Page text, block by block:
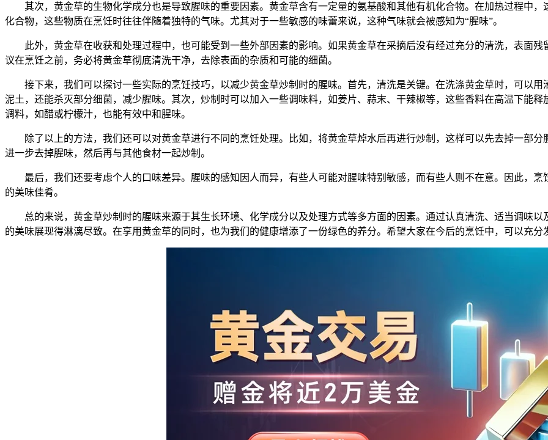
其次，黄金草的生物化学成分也是导致腥味的重要因素。黄金草含有一定量的氨基酸和其他有机化合物。在加热过程中
化合物，这些物质在烹饪时往往伴随着独特的气味。尤其对于一些敏感的味蕾来说，这种气味就会被感知为“腥味”。
此外，黄金草在收获和处理过程中，也可能受到一些外部因素的影响。如果黄金草在采摘后没有经过充分的清洗，表面
议在烹饪之前，务必将黄金草彻底清洗干净，去除表面的杂质和可能的细菌。
接下来，我们可以探讨一些实际的烹饪技巧，以减少黄金草炒制时的腥味。首先，清洗是关键。在洗涤黄金草时，可以
泥土，还能杀灭部分细菌，减少腥味。其次，炒制时可以加入一些调味料，如姜片、蒜末、干辣椒等，这些香料在高温下能
调料，如醋或柠檬汁，也能有效中和腥味。
除了以上的方法，我们还可以对黄金草进行不同的烹饪处理。比如，将黄金草焯水后再进行炒制，这样可以先去掉一部
进一步去掉腥味，然后再与其他食材一起炒制。
最后，我们还要考虑个人的口味差异。腥味的感知因人而异，有些人可能对腥味特别敏感，而有些人则不在意。因此，
的美味佳肴。
总的来说，黄金草炒制时的腥味来源于其生长环境、化学成分以及处理方式等多方面的因素。通过认真清洗、适当调味
的美味展现得淋漓尽致。在享用黄金草的同时，也为我们的健康增添了一份绿色的养分。希望大家在今后的烹饪中，可以充分